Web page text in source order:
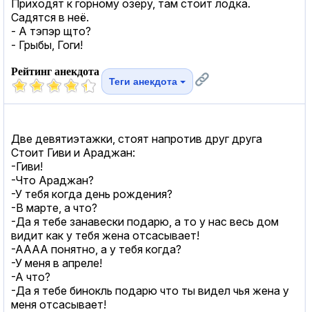
Приходят к горному озеру, там стоит лодка.
Садятся в неё.
- А тэпэр щто?
- Грыбы, Гоги!
Рейтинг анекдота
Теги анекдота
Две девятиэтажки, стоят напротив друг друга
Стоит Гиви и Араджан:
-Гиви!
-Что Араджан?
-У тебя когда день рождения?
-В марте, а что?
-Да я тебе занавески подарю, а то у нас весь дом
видит как у тебя жена отсасывает!
-АААА понятно, а у тебя когда?
-У меня в апреле!
-А что?
-Да я тебе бинокль подарю что ты видел чья жена у
меня отсасывает!